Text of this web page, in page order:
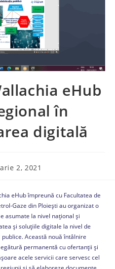
eHub
în
digitală
2, 2021
eHub împreună cu Facultatea de
Gaze din Ploiești au organizat o
asumate la nivel național și
și soluțiile digitale la nivel de
Această nouă întâlnire
permanentă cu ofertanții și
acele servicii care servesc cel